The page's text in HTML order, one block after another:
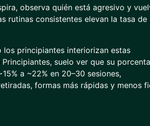
observa quién está agresivo y
rutinas consistentes elevan la tasa de
los principiantes interiorizan estas
suelo ver que su
a ~22% en 20–30 sesiones,
formas más rápidas y menos